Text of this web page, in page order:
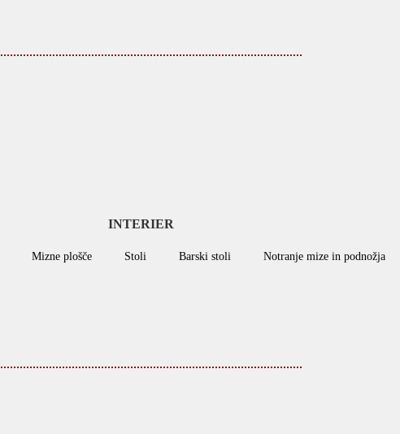
Mizne plošče
INTERIER
Stoli Barski stoli Notranje mize in podnožja